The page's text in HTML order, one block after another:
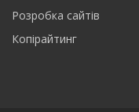
Розробка сайтів
Копірайтинг